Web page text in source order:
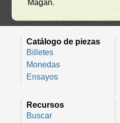
Magan.
Catálogo de piezas
Billetes
Monedas
Ensayos
Recursos
Buscar